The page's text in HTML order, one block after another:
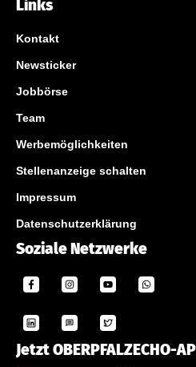
Links
Kontakt
Newsticker
Jobbörse
Team
Werbemöglichkeiten
Stellenanzeige schalten
Impressum
Datenschutzerklärung
Soziale Netzwerke
Jetzt OBERPFALZECHO-